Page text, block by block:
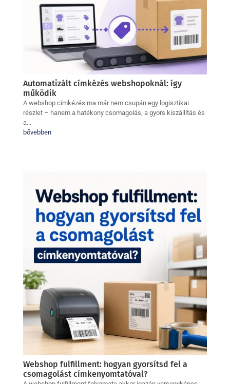
Automatizált címkézés webshopoknál: így
működik
A webshop címkézés ma már nem csupán egy logisztikai
részlet – hanem a hatékony csomagolás, a gyors kiszállítás és
a...
bővebben
Webshop fulfillment: hogyan gyorsítsd fel a
csomagolást címkenyomtatóval?